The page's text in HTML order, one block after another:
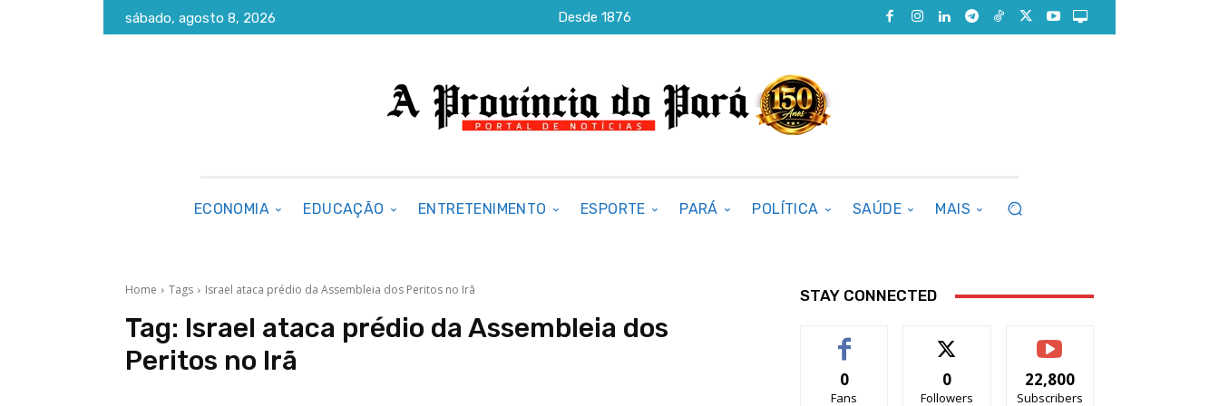
sábado, agosto 8, 2026 Desde 1876
ECONOMIA EDUCAÇÃO ENTRETENIMENTO ESPORTE PARÁ POLÍTICA SAÚDE MAIS
Home Tags Israel ataca prédio da Assembleia dos Peritos no Irã
Tag: Israel ataca prédio da Assembleia dos
Peritos no Irã
STAY CONNECTED
0
Fans
0
Followers
22,800
Subscribers